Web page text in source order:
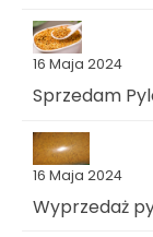
16 Maja 2024
Sprzedam
16 Maja 2024
Wyprzedaż